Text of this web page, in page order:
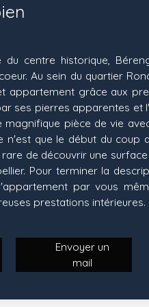
du centre historique,
Au sein du quartier
appartement grâce aux
ses pierres apparentes et
magnifique pièce de vie
n'est que le début du coup
de découvrir une
Pour terminer la
par vous
prestations intérieures.
Envoyer un
mail